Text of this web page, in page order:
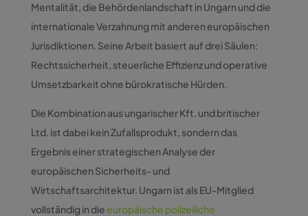
Mentalität, die Behördenlandschaft in Ungarn und die
internationale Verzahnung mit anderen europäischen
Jurisdiktionen. Seine Arbeit basiert auf drei Säulen:
Rechtssicherheit, steuerliche Effizienz und operative
Umsetzbarkeit ohne bürokratische Hürden.
Die Kombination aus ungarischer Kft. und britischer
Ltd. ist dabei kein Zufallsprodukt, sondern das
Ergebnis einer strategischen Analyse der
europäischen Sicherheits- und
Wirtschaftsarchitektur. Ungarn ist als EU-Mitglied
vollständig in dieeuropäische polizeiliche